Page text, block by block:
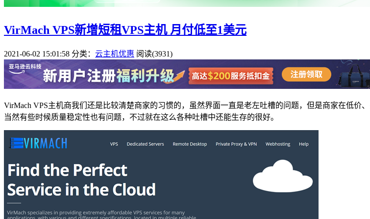
VirMach VPS新增短租VPS主机 月付低至1美元
2021-06-02 15:01:58 分类： 云主机优惠 阅读(3931)
VirMach VPS主机商我们还是比较清楚商家的习惯的，虽然界面一直是老左吐槽的问题，但是商家在低价
当然有些时候质量稳定性也有问题，不过就在这么各种吐槽中还能生存的很好。